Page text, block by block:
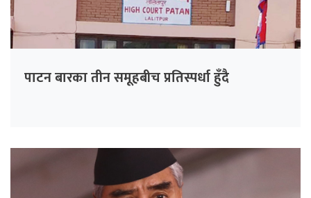
पाटन बारका तीन समूहबीच प्रतिस्पर्धा हुँदै